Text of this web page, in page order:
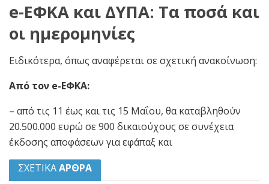
e-ΕΦΚΑ και ΔΥΠΑ: Τα ποσά και
οι ημερομηνίες
Ειδικότερα, όπως αναφέρεται σε σχετική ανακοίνωση:
Από τον e-ΕΦΚΑ:
– από τις 11 έως και τις 15 Μαΐου, θα καταβληθούν
20.500.000 ευρώ σε 900 δικαιούχους σε συνέχεια
έκδοσης αποφάσεων για εφάπαξ και
ΣΧΕΤΙΚΑΑΡΘΡΑ